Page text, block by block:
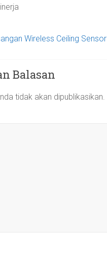
Wireless Ceiling Sensor
Balasan
tidak akan dipublikasikan.